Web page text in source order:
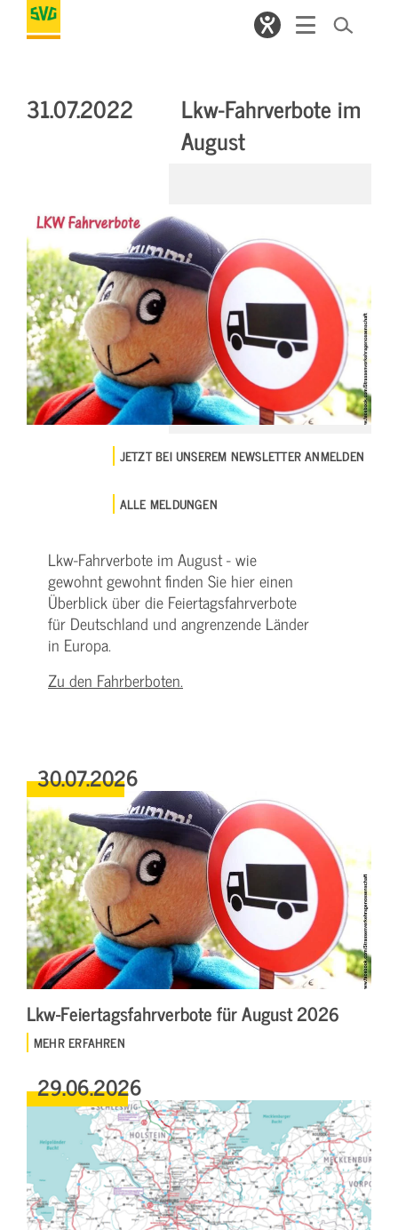
31.07.2022
Lkw-Fahrverbote im
August
JETZT BEI UNSEREM NEWSLETTER ANMELDEN
ALLE MELDUNGEN
Lkw-Fahrverbote im August - wie
gewohnt gewohnt finden Sie hier einen
Überblick über die Feiertagsfahrverbote
für Deutschland und angrenzende Länder
in Europa.
Zu den Fahrberboten.
30.07.2026
Lkw-Feiertagsfahrverbote für August 2026
MEHR ERFAHREN
29.06.2026